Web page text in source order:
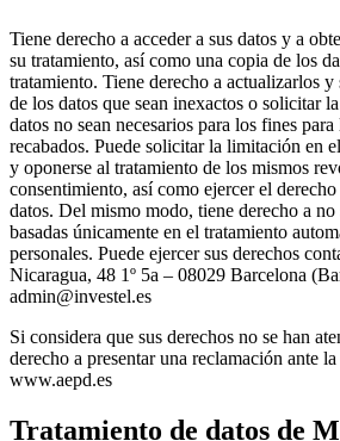
Tiene derecho a acceder a sus datos y a
su tratamiento, así como una copia de los
tratamiento. Tiene derecho a actualizarlos
de los datos que sean inexactos o solicitar
datos no sean necesarios para los fines
recabados. Puede solicitar la limitación en
y oponerse al tratamiento de los mismos
consentimiento, así como ejercer el
datos. Del mismo modo, tiene derecho a
basadas únicamente en el tratamiento
personales. Puede ejercer sus derechos
Nicaragua, 48 1º 5a – 08029 Barcelona
admin@investel.es
Si considera que sus derechos no se han
derecho a presentar una reclamación ante
www.aepd.es
Tratamiento de datos de